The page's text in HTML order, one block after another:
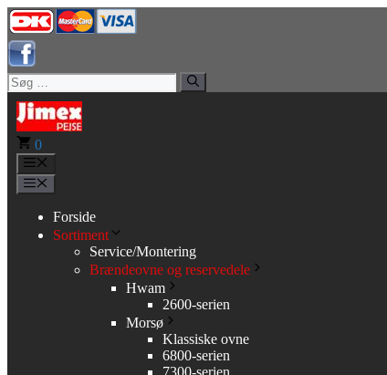
Hop
til
indhold
Søg
efter:
0
Forside
Sortiment
Service/Montering
Brændeovne og reservedele
Hwam
2600-serien
Morsø
Klassiske ovne
6800-serien
7300-serien